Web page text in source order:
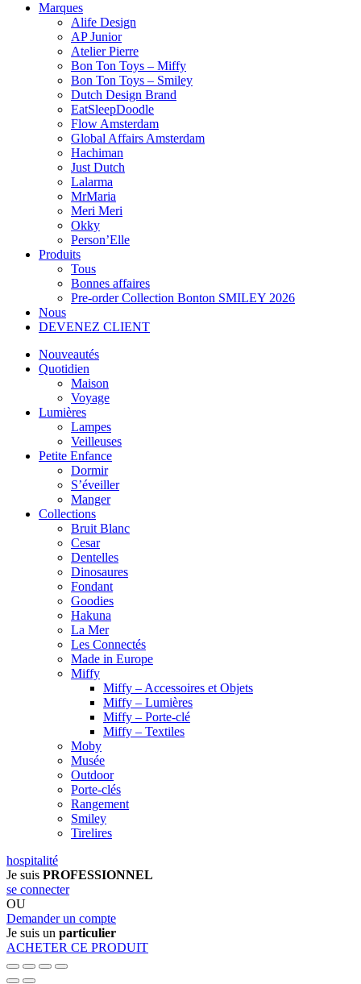
Marques
Alife Design
AP Junior
Atelier Pierre
Bon Ton Toys – Miffy
Bon Ton Toys – Smiley
Dutch Design Brand
EatSleepDoodle
Flow Amsterdam
Global Affairs Amsterdam
Hachiman
Just Dutch
Lalarma
MrMaria
Meri Meri
Okky
Person’Elle
Produits
Tous
Bonnes affaires
Pre-order Collection Bonton SMILEY 2026
Nous
DEVENEZ CLIENT
Nouveautés
Quotidien
Maison
Voyage
Lumières
Lampes
Veilleuses
Petite Enfance
Dormir
S’éveiller
Manger
Collections
Bruit Blanc
Cesar
Dentelles
Dinosaures
Fondant
Goodies
Hakuna
La Mer
Les Connectés
Made in Europe
Miffy
Miffy – Accessoires et Objets
Miffy – Lumières
Miffy – Porte-clé
Miffy – Textiles
Moby
Musée
Outdoor
Porte-clés
Rangement
Smiley
Tirelires
hospitalité
Je suis PROFESSIONNEL
se connecter
OU
Demander un compte
Je suis un particulier
ACHETER CE PRODUIT